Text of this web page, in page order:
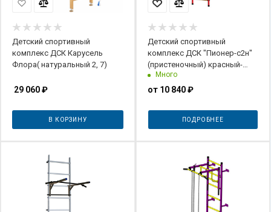
Детский спортивный
комплекс ДСК Карусель
Флора( натуральный 2, 7)
29 060₽
В КОРЗИНУ
Детский спортивный
комплекс ДСК "Пионер-с2н"
(пристеночный) красный-
желтый
Много
от 10 840 ₽
ПОДРОБНЕЕ